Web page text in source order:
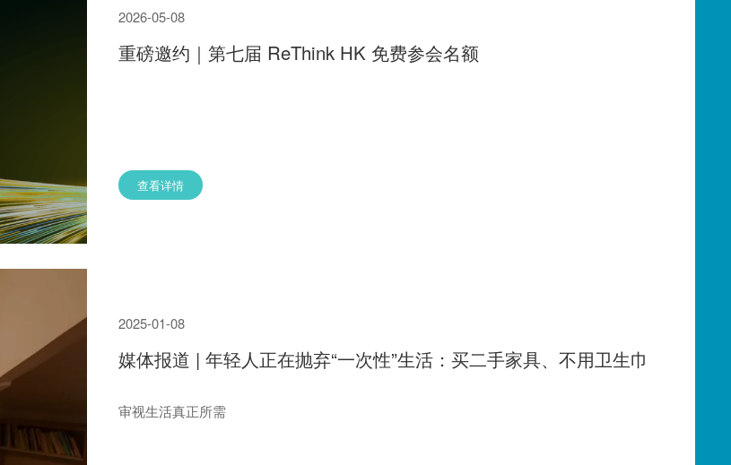
2026-05-08
重磅邀约｜第七届 ReThink HK 免费参会名额
查看详情
2025-01-08
媒体报道 | 年轻人正在抛弃“一次性”生活：买二手家具、不用卫生巾
审视生活真正所需